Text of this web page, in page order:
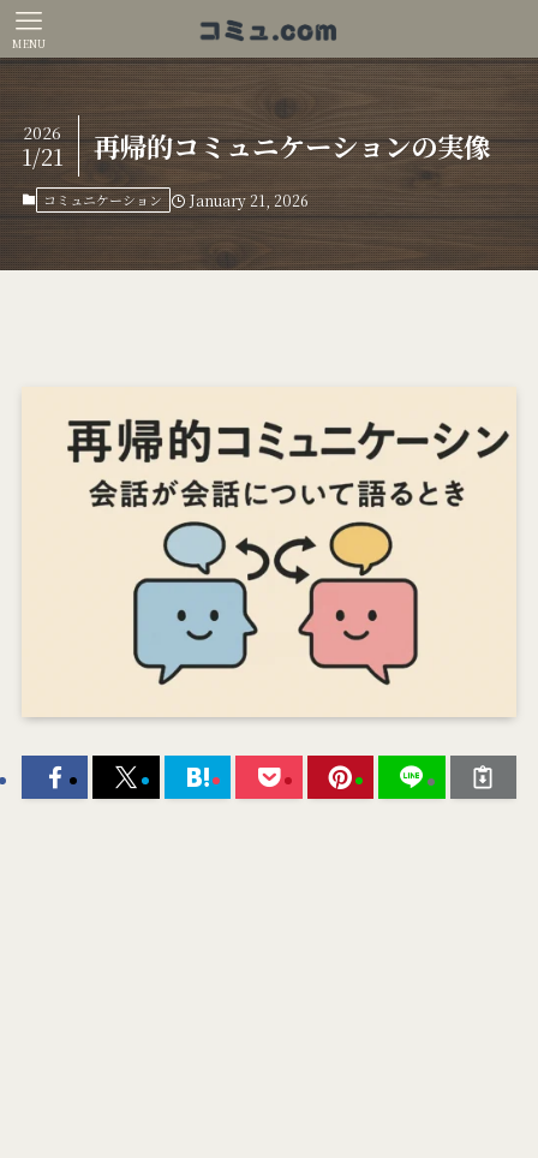
MENU
再帰的コミュニケーションの実像
2026
1/21
コミュニケーション January 21, 2026